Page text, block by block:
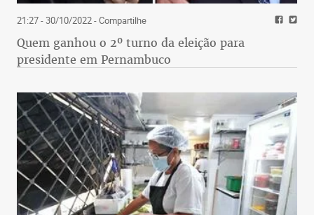
21:27 - 30/10/2022- Compartilhe
Quem ganhou o 2º turno da eleição para
presidente em Pernambuco